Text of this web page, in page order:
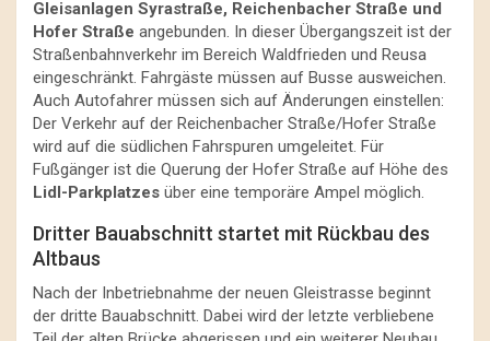
Gleisanlagen Syrastraße, Reichenbacher Straße und
Hofer Straße angebunden. In dieser Übergangszeit ist der
Straßenbahnverkehr im Bereich Waldfrieden und Reusa
eingeschränkt. Fahrgäste müssen auf Busse ausweichen.
Auch Autofahrer müssen sich auf Änderungen einstellen:
Der Verkehr auf der Reichenbacher Straße/Hofer Straße
wird auf die südlichen Fahrspuren umgeleitet. Für
Fußgänger ist die Querung der Hofer Straße auf Höhe des
Lidl-Parkplatzes über eine temporäre Ampel möglich.
Dritter Bauabschnitt startet mit Rückbau des
Altbaus
Nach der Inbetriebnahme der neuen Gleistrasse beginnt
der dritte Bauabschnitt. Dabei wird der letzte verbliebene